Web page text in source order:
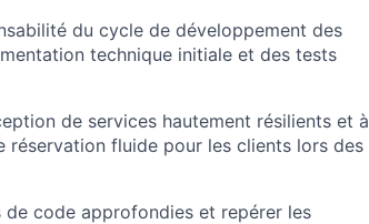
du cycle de développement des
technique initiale et des tests
de services hautement résilients et à
fluide pour les clients lors des
de code approfondies et repérer les